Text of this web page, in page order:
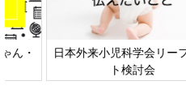
日本外来小児科学会リーフレッ
ト検討会